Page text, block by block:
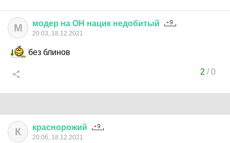
М модер на ОН нацик недобитый
20:03, 18.12.2021
без блинов
2 /0
К краснорожий
20:06, 18.12.2021